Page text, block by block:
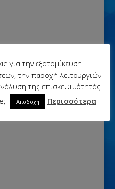
για την εξατομίκευση
την παροχή λειτουργιών
της επισκεψιμότητάς
Αποδοχή Περισσότερα